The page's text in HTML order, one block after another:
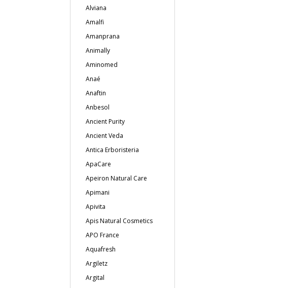
Alviana
Amalfi
Amanprana
Animally
Aminomed
Anaé
Anaftin
Anbesol
Ancient Purity
Ancient Veda
Antica Erboristeria
ApaCare
Apeiron Natural Care
Apimani
Apivita
Apis Natural Cosmetics
APO France
Aquafresh
Argiletz
Argital